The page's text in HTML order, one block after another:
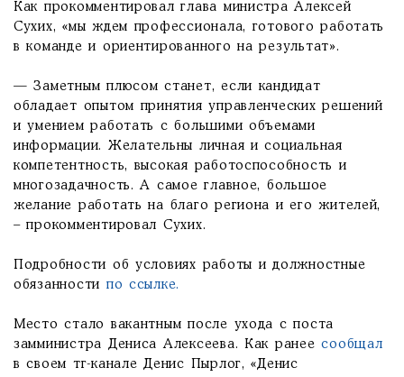
Как прокомментировал глава министра Алексей
Сухих, «мы ждем профессионала, готового работать
в команде и ориентированного на результат».
— Заметным плюсом станет, если кандидат
обладает опытом принятия управленческих решений
и умением работать с большими объемами
информации. Желательны личная и социальная
компетентность, высокая работоспособность и
многозадачность. А самое главное, большое
желание работать на благо региона и его жителей,
– прокомментировал Сухих.
Подробности об условиях работы и должностные
обязанности по ссылке.
Место стало вакантным после ухода с поста
замминистра Дениса Алексеева. Как ранеесообщал
в своем тг-канале Денис Пырлог, «Денис